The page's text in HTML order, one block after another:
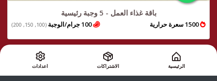
الرئيسية الاشتراكات اعدادات
باقة غذاء العمل - 5 وجبة رئيسية
1500 سعرة حرارية 100 جرام/الوجبة (100, 150, 200)